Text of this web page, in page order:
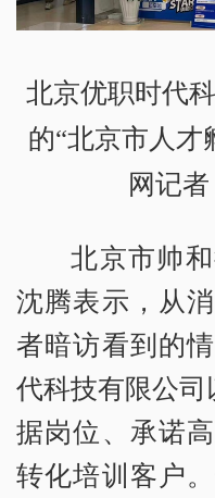
北京优职时代
的“北京市人才
网记者
北京市帅
沈腾表示，从
者暗访看到的
代科技有限公司
据岗位、承诺
转化培训客户